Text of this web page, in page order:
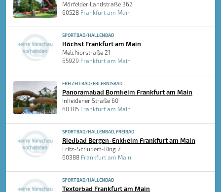
Mörfelder Landstraße 362
60528 Frankfurt am Main
SPORTBAD/HALLENBAD
Höchst Frankfurt am Main
Melchiorstraße 21
65929 Frankfurt am Main
FREIZEITBAD/ERLEBNISBAD
Panoramabad Bornheim Frankfurt am Main
Inheidener Straße 60
60385 Frankfurt am Main
SPORTBAD/HALLENBAD, FREIBAD
Riedbad Bergen-Enkheim Frankfurt am Main
Fritz-Schubert-Ring 2
60388 Frankfurt am Main
SPORTBAD/HALLENBAD
Textorbad Frankfurt am Main